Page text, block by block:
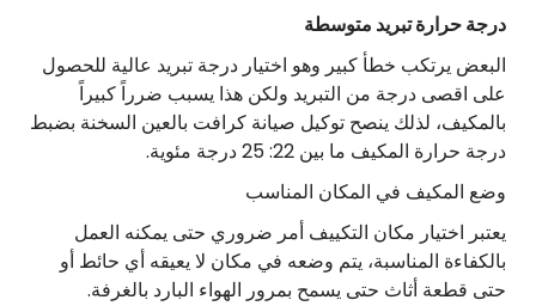
درجة حرارة تبريد متوسطة
البعض يرتكب خطأ كبير وهو اختيار درجة تبريد عالية للحصول
على اقصى درجة من التبريد ولكن هذا يسبب ضرراً كبيراً
بالمكيف، لذلك ينصح توكيل صيانة كرافت بالعين السخنة بضبط
درجة حرارة المكيف ما بين 22: 25 درجة مئوية.
وضع المكيف في المكان المناسب
يعتبر اختيار مكان التكييف أمر ضروري حتى يمكنه العمل
بالكفاءة المناسبة، يتم وضعه في مكان لا يعيقه أي حائط أو
حتى قطعة أثاث حتى يسمح بمرور الهواء البارد بالغرفة.